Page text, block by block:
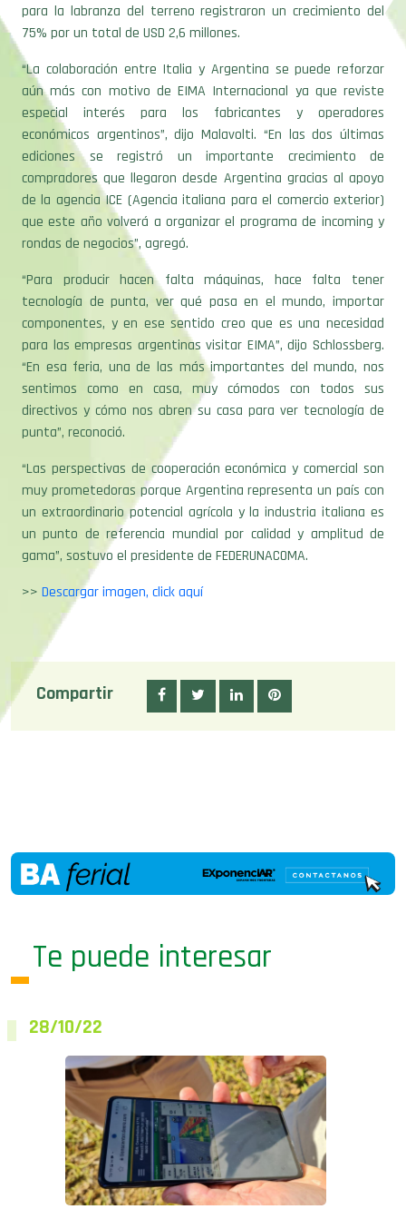
para la labranza del terreno registraron un crecimiento del
75% por un total de USD 2,6 millones.
“La colaboración entre Italia y Argentina se puede reforzar
aún más con motivo de EIMA Internacional ya que reviste
especial interés para los fabricantes y operadores
económicos argentinos”, dijo Malavolti. “En las dos últimas
ediciones se registró un importante crecimiento de
compradores que llegaron desde Argentina gracias al apoyo
de la agencia ICE (Agencia italiana para el comercio exterior)
que este año volverá a organizar el programa de incoming y
rondas de negocios”, agregó.
“Para producir hacen falta máquinas, hace falta tener
tecnología de punta, ver qué pasa en el mundo, importar
componentes, y en ese sentido creo que es una necesidad
para las empresas argentinas visitar EIMA”, dijo Schlossberg.
“En esa feria, una de las más importantes del mundo, nos
sentimos como en casa, muy cómodos con todos sus
directivos y cómo nos abren su casa para ver tecnología de
punta”, reconoció.
“Las perspectivas de cooperación económica y comercial son
muy prometedoras porque Argentina representa un país con
un extraordinario potencial agrícola y la industria italiana es
un punto de referencia mundial por calidad y amplitud de
gama”, sostuvo el presidente de FEDERUNACOMA.
>> Descargar imagen, click aquí
Compartir
Te puede interesar
28/10/22